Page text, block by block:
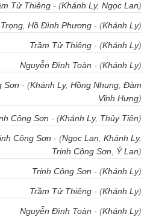
Tử Thiêng - (Khánh Ly, Ngọc Lan)
Hồ Đình Phương - (Khánh Ly)
Trầm Tử Thiêng - (Khánh Ly)
Nguyễn Đình Toàn - (Khánh Ly)
Sơn - (Khánh Ly, Hồng Nhung Đàm
Vĩnh Hưng)
Công Sơn - (Khánh Ly, Thủy Tiên)
Công Sơn - (Ngọc Lan Khánh Ly,
Trịnh Công Sơn
Ý Lan)
Trịnh Công Sơn - (Khánh Ly)
Trầm Tử Thiêng - (Khánh Ly)
Nguyễn Đình Toàn - (Khánh Ly)